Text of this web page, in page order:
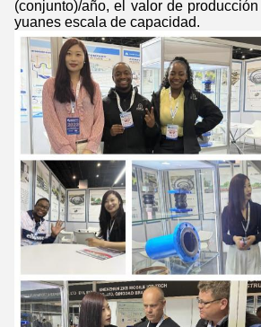
(conjunto)/año, el valor de
yuanes escala de capacidad.